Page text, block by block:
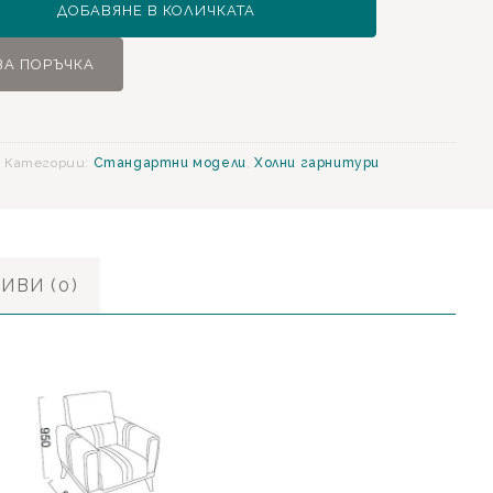
ДОБАВЯНЕ В КОЛИЧКАТА
ПОРЪЧКА
Категории: Стандартни модели ,Холни гарнитури
(0)